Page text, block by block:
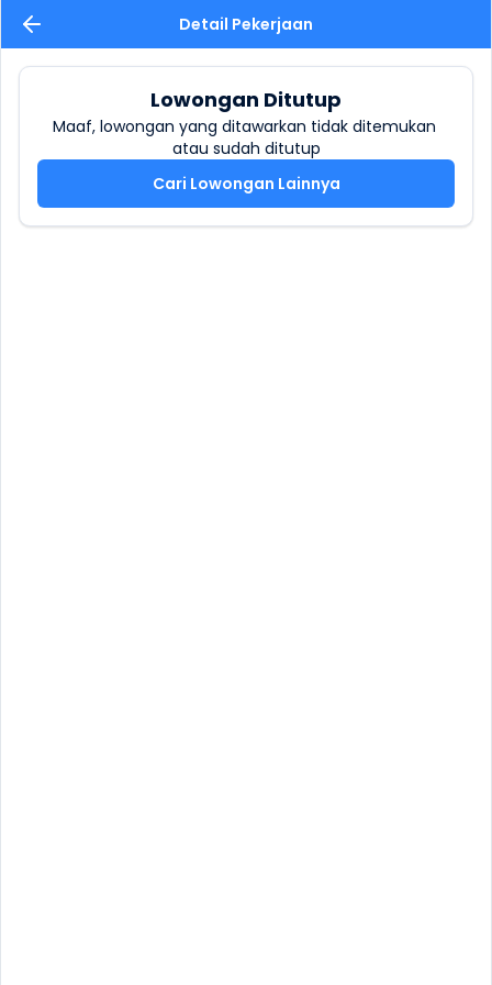
Detail Pekerjaan
Lowongan Ditutup
Maaf, lowongan yang ditawarkan tidak ditemukan
atau sudah ditutup
Cari Lowongan Lainnya